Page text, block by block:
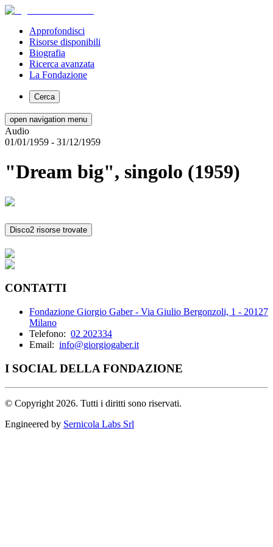
Approfondisci
Risorse disponibili
Biografia
Ricerca avanzata
La Fondazione
Cerca
open navigation menu
Audio
01/01/1959 - 31/12/1959
"Dream big", singolo (1959)
Disco2 risorse trovate
CONTATTI
Fondazione Giorgio Gaber - Via Giulio Bergonzoli, 1 - 20127
Milano
Telefono: 02 202334
Email: info@giorgiogaber.it
I SOCIAL DELLA FONDAZIONE
© Copyright 2026. Tutti i diritti sono riservati.
Engineered by Sernicola Labs Srl